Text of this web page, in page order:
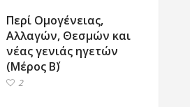
Περί Ομογένειας,
Αλλαγών, Θεσμών και
νέας γενιάς ηγετών
(Μέρος Β΄)
2